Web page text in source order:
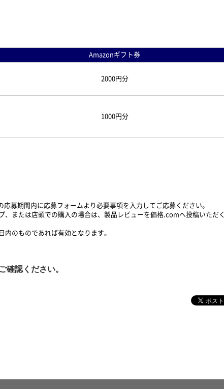
Amazonギフト券
2000円分
1000円分
募期間内に応募フォームより必要事項を入力してご応募ください。
、または店頭での購入の場合は、製品レビューを価格.comへ投稿いただく
内のものであれば有効となります。
確認ください。